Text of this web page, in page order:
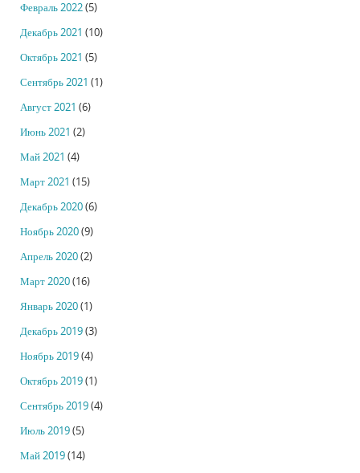
Февраль 2022(5)
Декабрь 2021 (10)
Октябрь 2021 (5)
Сентябрь 2021 (1)
Август 2021 (6)
Июнь 2021 (2)
Май 2021 (4)
Март 2021 (15)
Декабрь 2020(6)
Ноябрь 2020(9)
Апрель 2020(2)
Март 2020(16)
Январь 2020(1)
Декабрь 2019(3)
Ноябрь 2019(4)
Октябрь 2019(1)
Сентябрь 2019(4)
Июль 2019(5)
Май 2019(14)